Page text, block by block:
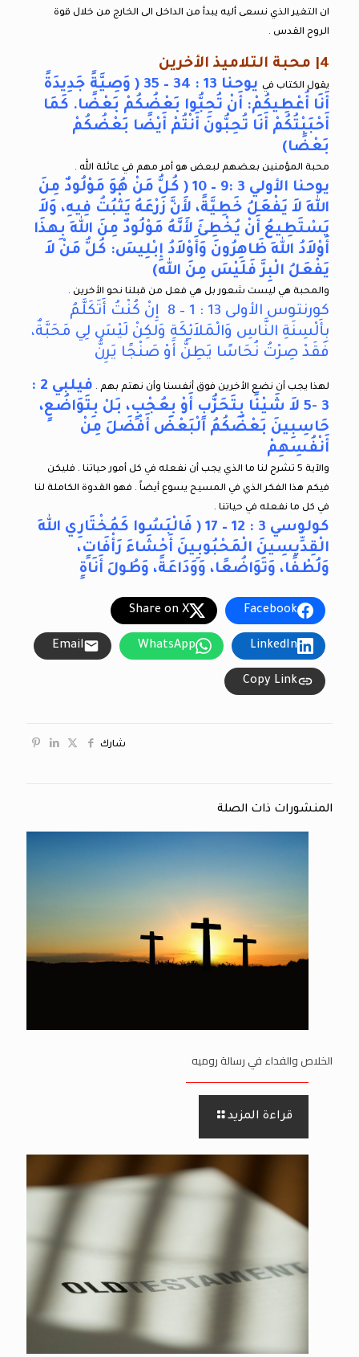
ان التغير الذي نسعى أليه يبدأ من الداخل الى الخارج من خلال قوة
الروح القدس .
4| محبة التلاميذ الأخرين
يقول الكتاب في
يوحنا 13 : 34 – 35 ( وَصِيَّةً جَدِيدَةً
أَنَا أُعْطِيكُمْ: أَنْ تُحِبُّوا بَعْضُكُمْ بَعْضًا. كَمَا
أَحْبَبْتُكُمْ أَنَا تُحِبُّونَ أَنْتُمْ أَيْضًا بَعْضُكُمْ
بَعْضًا)
محبة المؤمنين بعضهم لبعض هو أمر مهم في عائلة الله .
يوحنا الأولي 3 :9 – 10 ( كُلُّ مَنْ هُوَ مَوْلُودٌ مِنَ
اللهِ لاَ يَفْعَلُ خَطِيَّةً، لأَنَّ زَرْعَهُ يَثْبُتُ فِيهِ، وَلاَ
يَسْتَطِيعُ أَنْ يُخْطِئَ لأَنَّهُ مَوْلُودٌ مِنَ اللهِ بِهذَا
أَوْلاَدُ اللهِ ظَاهِرُونَ وَأَوْلاَدُ إِبْلِيسَ: كُلُّ مَنْ لاَ
يَفْعَلُ الْبِرَّ فَلَيْسَ مِنَ الله)
والمحبة هي ليست شعور بل هي فعل من قبلنا نحو الأخرين .
كورنتوس الأولى 13 : 1 – 8 إِنْ كُنْتُ أَتَكَلَّمُ
بِأَلْسِنَةِ النَّاسِ وَالْمَلاَئِكَةِ وَلكِنْ لَيْسَ لِي مَحَبَّةٌ،
فَقَدْ صِرْتُ نُحَاسًا يَطِنُّ أَوْ صَنْجًا يَرِنُّ
لهذا يجب أن نضع الأخرين فوق أنفسنا وأن نهتم بهم .
فيلبي 2 :
3 -5 لاَ شَيْئًا بِتَحَزُّبٍ أَوْ بِعُجْبٍ، بَلْ بِتَوَاضُعٍ،
حَاسِبِينَ بَعْضُكُمُ الْبَعْضَ أَفْضَلَ مِنْ
أَنْفُسِهِمْ
والآية 5 تشرح لنا ما الذي يجب أن نفعله في كل أمور حياتنا . فليكن
فيكم هذا الفكر الذي في المسيح يسوع أيضاً . فهو القدوة الكاملة لنا
في كل ما نفعله في حياتنا .
كولوسي 3 : 12 – 17 ( فَالْبَسُوا كَمُخْتَارِي اللهِ
الْقِدِّيسِينَ الْمَحْبُوبِينَ أَحْشَاءَ رَأْفَاتٍ،
وَلُطْفًا، وَتَوَاضُعًا، وَوَدَاعَةً، وَطُولَ أَنَاةٍ
Facebook
Share on X
LinkedIn
WhatsApp
Email
Copy Link
شارك
المنشورات ذات الصلة
الخلاص والفداء في رسالة روميه
قراءة المزيد